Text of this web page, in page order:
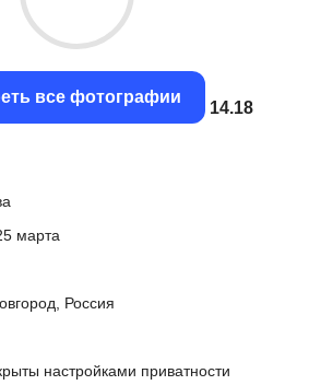
все фотографии
13.86
марта
Россия
настройками приватности